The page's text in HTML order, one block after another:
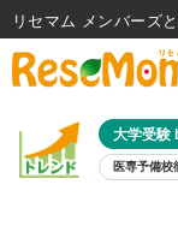
大学受験
医専予備校
リセマム メンバーズ